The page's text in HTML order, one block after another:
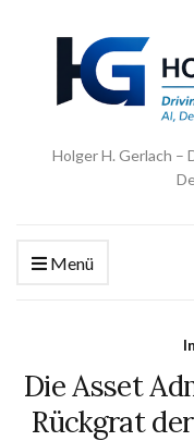
Holger H. Gerlach –
Menü
Die Asset
Rückgrat